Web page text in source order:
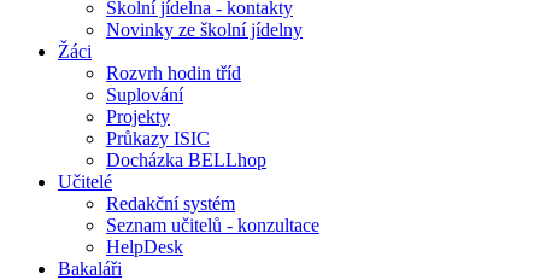
Školní jídelna - kontakty
Novinky ze školní jídelny
Žáci
Rozvrh hodin tříd
Suplování
Projekty
Průkazy ISIC
Docházka BELLhop
Učitelé
Redakční systém
Seznam učitelů - konzultace
HelpDesk
Bakaláři